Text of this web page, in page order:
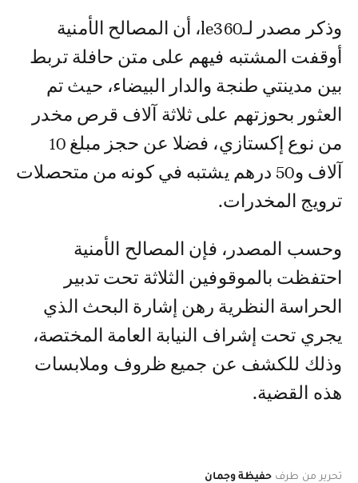
وذكر مصدر لـle360، أن المصالح الأمنية
أوقفت المشتبه فيهم على متن حافلة تربط
بين مدينتي طنجة والدار البيضاء، حيث تم
العثور بحوزتهم على ثلاثة آلاف قرص مخدر
من نوع إكستازي، فضلا عن حجز مبلغ 10
آلاف و50 درهم يشتبه في كونه من متحصلات
ترويج المخدرات.
وحسب المصدر، فإن المصالح الأمنية
احتفظت بالموقوفين الثلاثة تحت تدبير
الحراسة النظرية رهن إشارة البحث الذي
يجري تحت إشراف النيابة العامة المختصة،
وذلك للكشف عن جميع ظروف وملابسات
هذه القضية.
تحرير من طرف حفيظة وجمان